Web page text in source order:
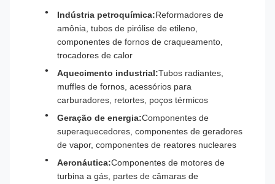
Indústria petroquímica:Reformadores de
amônia, tubos de pirólise de etileno,
componentes de fornos de craqueamento,
trocadores de calor
Aquecimento industrial:Tubos radiantes,
muffles de fornos, acessórios para
carburadores, retortes, poços térmicos
Geração de energia:Componentes de
superaquecedores, componentes de geradores
de vapor, componentes de reatores nucleares
Aeronáutica:Componentes de motores de
turbina a gás, partes de câmaras de